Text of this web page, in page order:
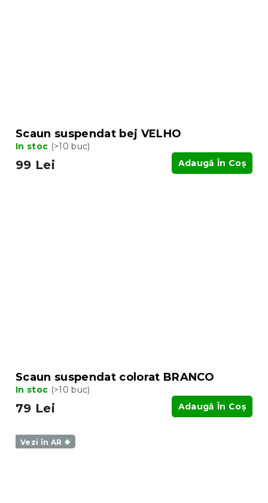
Scaun suspendat bej VELHO
In stoc (>10 buc)
99 Lei Adaugă În Coş
Scaun suspendat colorat BRANCO
In stoc (>10 buc)
79 Lei Adaugă În Coş
Vezi în AR ❖